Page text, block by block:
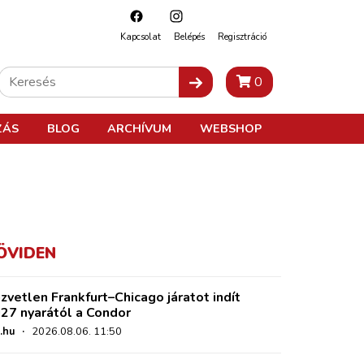
Kapcsolat Belépés Regisztráció
0
BLOG ARCHÍVUM WEBSHOP
Frankfurt–Chicago járatot indít
nyarától a Condor
· 2026.08.06. 11:50